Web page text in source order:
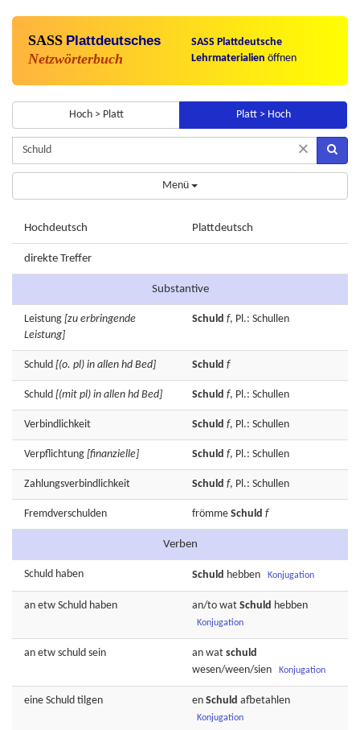
SASS Plattdeutsches
Netzwörterbuch
SASS Plattdeutsche
Lehrmaterialien öffnen
Hoch > Platt Platt > Hoch
×
Menü
Hochdeutsch Plattdeutsch
direkte Treffer
Substantive
Leistung [zu erbringende
Leistung]
Schuld f, Pl.: Schullen
Schuld [(o. pl) in allen hd Bed] Schuld f
Schuld [(mit pl) in allen hd Bed] Schuld f, Pl.: Schullen
Verbindlichkeit Schuld f, Pl.: Schullen
Verpflichtung [finanzielle] Schuld f, Pl.: Schullen
Zahlungsverbindlichkeit Schuld f, Pl.: Schullen
Fremdverschulden frömme Schuld f
Verben
Schuld haben Schuld hebben Konjugation
an etw Schuld haben an/to wat Schuld hebben
Konjugation
an etw schuld sein an wat schuld
wesen/ween/sien
Konjugation
eine Schuld tilgen en Schuld afbetahlen
Konjugation